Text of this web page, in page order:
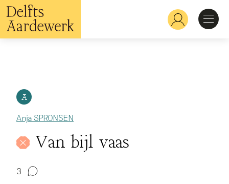
Overslaan
en
naar
de
Hoofdnavigatie
Herkennen
Bekijken
A
Anja SPRONSEN
Van bijl vaas
3